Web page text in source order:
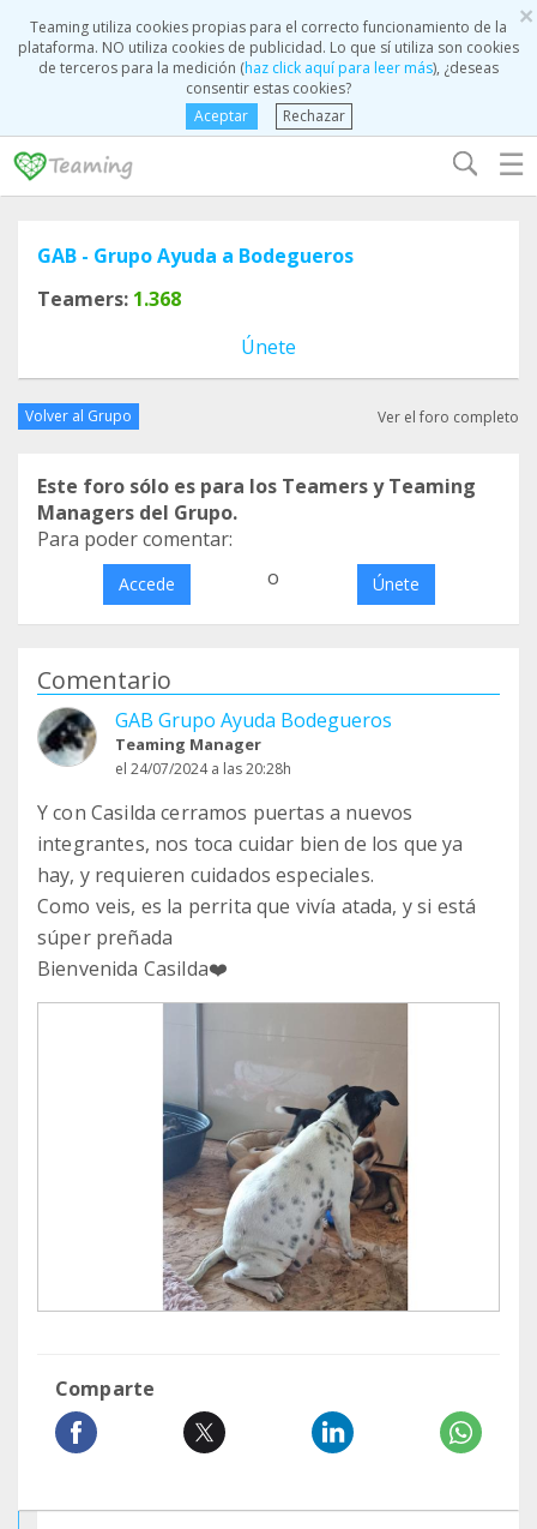
×
Teaming utiliza cookies propias para el correcto funcionamiento de la
plataforma. NO utiliza cookies de publicidad. Lo que sí utiliza son cookies
de terceros para la medición (haz click aquí para leer más), ¿deseas
consentir estas cookies?
Aceptar
Rechazar
☰
GAB - Grupo Ayuda a Bodegueros
Teamers: 1.368
Únete
Volver al Grupo Ver el foro completo
Este foro sólo es para los Teamers y Teaming
Managers del Grupo.
Para poder comentar:
Accede o Únete
Comentario
GAB Grupo Ayuda Bodegueros
Teaming Manager
el 24/07/2024 a las 20:28h
Y con Casilda cerramos puertas a nuevos
integrantes, nos toca cuidar bien de los que ya
hay, y requieren cuidados especiales.
Como veis, es la perrita que vivía atada, y si está
súper preñada
Bienvenida Casilda❤️
Comparte